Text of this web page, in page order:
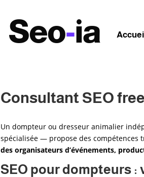
Seo-ia
Consultant SEO
Un dompteur ou dresseur animalier
spécialisée — propose des compétences
des organisateurs d’événements,
SEO pour dompteurs :